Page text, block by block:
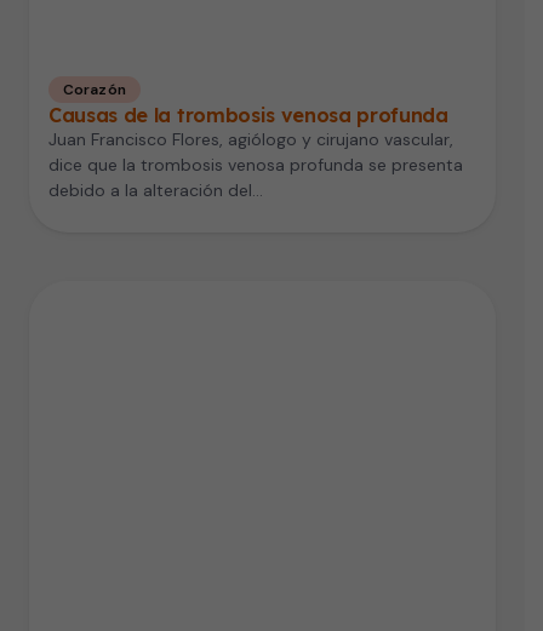
Corazón
Causas de la trombosis venosa profunda
Juan Francisco Flores, agiólogo y cirujano vascular,
dice que la trombosis venosa profunda se presenta
debido a la alteración del…